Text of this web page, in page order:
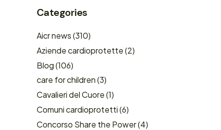
Categories
Aicr news(310)
Aziende cardioprotette(2)
Blog(106)
care for children(3)
Cavalieri del Cuore(1)
Comuni cardioprotetti(6)
Concorso Share the Power(4)